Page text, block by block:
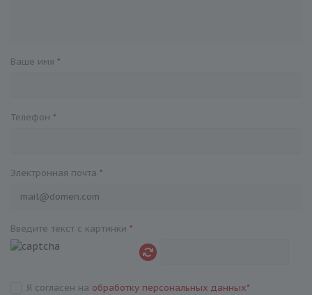
Ваше имя *
Телефон *
Электронная почта *
Введите текст с картинки *
Я согласен на обработку персональных данных*